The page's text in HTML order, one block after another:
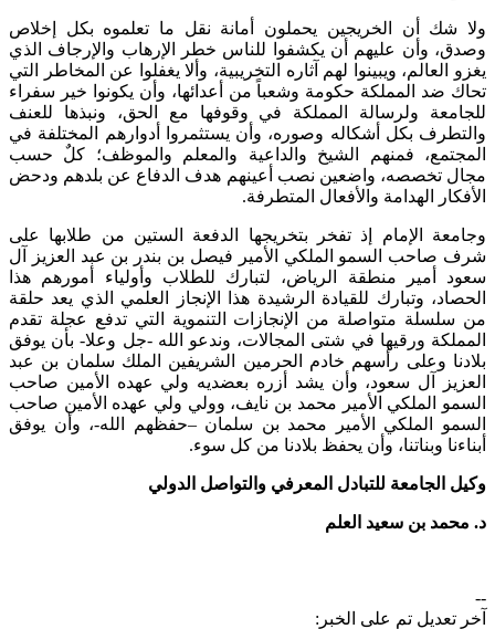
ولا شك أن الخريجين يحملون أمانة نقل ما تعلموه بكل إخلاص
وصدق، وأن عليهم أن يكشفوا للناس خطر الإرهاب والإرجاف الذي
يغزو العالم، ويبينوا لهم آثاره التخريبية، وألا يغفلوا عن المخاطر التي
تحاك ضد المملكة حكومة وشعباً من أعدائها، وأن يكونوا خير سفراء
للجامعة ولرسالة المملكة في وقوفها مع الحق، ونبذها للعنف
والتطرف بكل أشكاله وصوره، وأن يستثمروا أدوارهم المختلفة في
المجتمع، فمنهم الشيخ والداعية والمعلم والموظف؛ كلٌ حسب
مجال تخصصه، واضعين نصب أعينهم هدف الدفاع عن بلدهم ودحض
الأفكار الهدامة والأفعال المتطرفة.
وجامعة الإمام إذ تفخر بتخريجها الدفعة الستين من طلابها على
شرف صاحب السمو الملكي الأمير فيصل بن بندر بن عبد العزيز آل
سعود أمير منطقة الرياض، لتبارك للطلاب وأولياء أمورهم هذا
الحصاد، وتبارك للقيادة الرشيدة هذا الإنجاز العلمي الذي يعد حلقة
من سلسلة متواصلة من الإنجازات التنموية التي تدفع عجلة تقدم
المملكة ورقيها في شتى المجالات، وندعو الله -جل وعلا- بأن يوفق
بلادنا وعلى رأسهم خادم الحرمين الشريفين الملك سلمان بن عبد
العزيز آل سعود، وأن يشد أزره بعضديه ولي عهده الأمين صاحب
السمو الملكي الأمير محمد بن نايف، وولي ولي عهده الأمين صاحب
السمو الملكي الأمير محمد بن سلمان –حفظهم الله-، وأن يوفق
أبناءنا وبناتنا، وأن يحفظ بلادنا من كل سوء.
وكيل الجامعة للتبادل المعرفي والتواصل الدولي
د. محمد بن سعيد العلم
--
آخر تعديل تم على الخبر: